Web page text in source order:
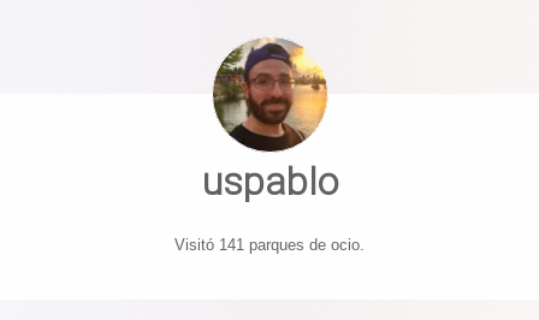
uspablo
Visitó 141 parques de ocio.